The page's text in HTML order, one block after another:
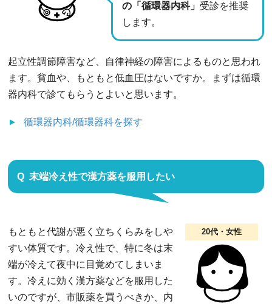
の「循環器内科」 受診を推奨
します。
起立性調節障害など、自律神経の障害によるものと思われ
ます。貧血や、もともと低血圧はないですか。まずは循環
器内科で診てもらうとよいと思います。
循環器内科/循環器科を探す
末端冷え性で漢方薬を服用したい
20代・女性
もともと代謝が悪く立ちくらみをしや
すい体質です。冷え性で、特に冬は末
端が冷えて夜中に目覚めてしまいま
す。冷えに効く漢方薬などを服用した
いのですが、市販薬を買うべきか、内